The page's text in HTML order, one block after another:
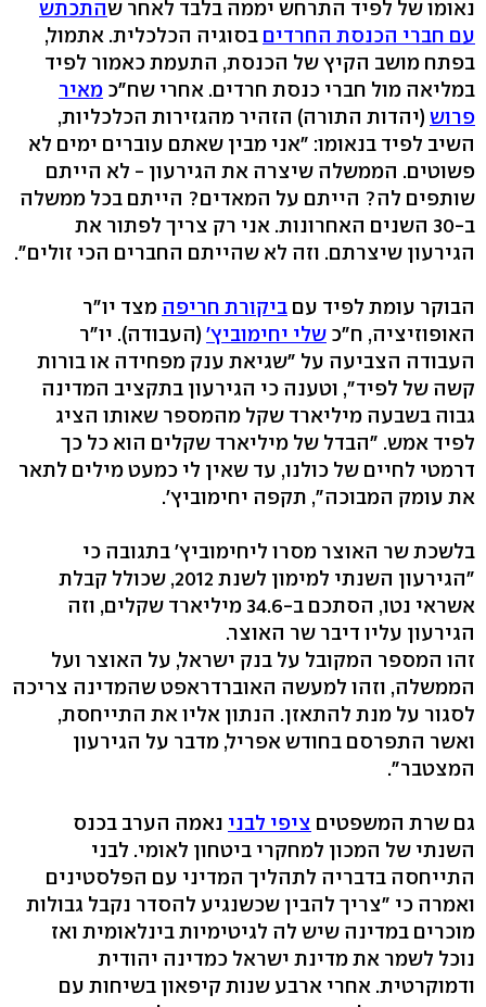
נאומו של לפיד התרחש יממה בלבד לאחר שהתכתש
עם חברי הכנסת החרדים בסוגיה הכלכלית. אתמול,
בפתח מושב הקיץ של הכנסת, התעמת כאמור לפיד
במליאה מול חברי כנסת חרדים. אחרי שח"כ מאיר
פרוש (יהדות התורה) הזהיר מהגזירות הכלכליות,
השיב לפיד בנאומו: "אני מבין שאתם עוברים ימים לא
פשוטים. הממשלה שיצרה את הגירעון - לא הייתם
שותפים לה? הייתם על המאדים? הייתם בכל ממשלה
ב-30 השנים האחרונות. אני רק צריך לפתור את
הגירעון שיצרתם. וזה לא שהייתם החברים הכי זולים".
הבוקר עומת לפיד עם ביקורת חריפה מצד יו"ר
האופוזיציה, ח"כ שלי יחימוביץ' (העבודה). יו"ר
העבודה הצביעה על "שגיאת ענק מפחידה או בורות
קשה של לפיד", וטענה כי הגירעון בתקציב המדינה
גבוה בשבעה מיליארד שקל מהמספר שאותו הציג
לפיד אמש. "הבדל של מיליארד שקלים הוא כל כך
דרמטי לחיים של כולנו, עד שאין לי כמעט מילים לתאר
את עומק המבוכה", תקפה יחימוביץ'.
בלשכת שר האוצר מסרו ליחימוביץ' בתגובה כי
"הגירעון השנתי למימון לשנת 2012, שכולל קבלת
אשראי נטו, הסתכם ב-34.6 מיליארד שקלים, וזה
הגירעון עליו דיבר שר האוצר.
זהו המספר המקובל על בנק ישראל, על האוצר ועל
הממשלה, וזהו למעשה האוברדראפט שהמדינה צריכה
לסגור על מנת להתאזן. הנתון אליו את התייחסת,
ואשר התפרסם בחודש אפריל, מדבר על הגירעון
המצטבר".
גם שרת המשפטים ציפי לבני נאמה הערב בכנס
השנתי של המכון למחקרי ביטחון לאומי. לבני
התייחסה בדבריה לתהליך המדיני עם הפלסטינים
ואמרה כי "צריך להבין שכשנגיע להסדר נקבל גבולות
מוכרים במדינה שיש לה לגיטימיות בינלאומית ואז
נוכל לשמר את מדינת ישראל כמדינה יהודית
ודמוקרטית. אחרי ארבע שנות קיפאון בשיחות עם